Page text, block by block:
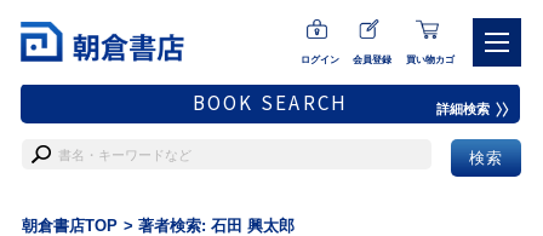
ログイン 会員登録 買い物カゴ
BOOK SEARCH 詳細検索
朝倉書店TOP 著者検索: 石田 興太郎